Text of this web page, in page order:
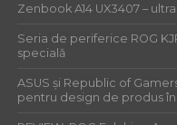
Zenbook A14 UX3407 –
Seria de periferice ROG
specială
ASUS și Republic of
pentru design de produs în